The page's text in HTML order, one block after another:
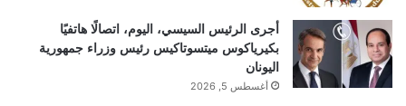
أجرى الرئيس السيسي، اليوم، اتصالًا هاتفيًا
بكيرياكوس ميتسوتاكيس رئيس وزراء جمهورية
اليونان
أغسطس 5, 2026